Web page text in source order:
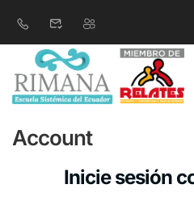
Account
Inicie sesión